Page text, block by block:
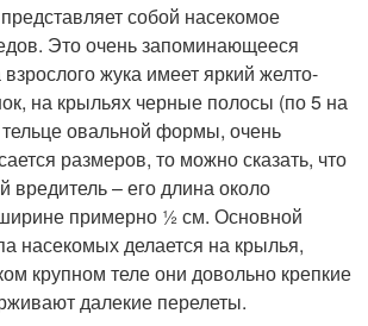
собой насекомое
Это очень запоминающееся
жука имеет яркий желто-
на крыльях черные полосы (по 5 на
овальной формы, очень
размеров, то можно сказать, что
вредитель – его длина около
примерно ½ см. Основной
насекомых делается на крылья,
крупном теле они довольно крепкие
далекие перелеты.